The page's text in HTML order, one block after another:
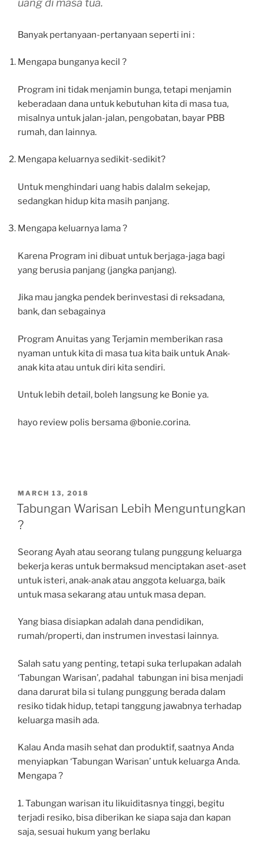
uang di masa tua.
Banyak pertanyaan-pertanyaan seperti ini :
Mengapa bunganya kecil ?
Program ini tidak menjamin bunga, tetapi menjamin
keberadaan dana untuk kebutuhan kita di masa tua,
misalnya untuk jalan-jalan, pengobatan, bayar PBB
rumah, dan lainnya.
Mengapa keluarnya sedikit-sedikit?
Untuk menghindari uang habis dalalm sekejap,
sedangkan hidup kita masih panjang.
Mengapa keluarnya lama ?
Karena Program ini dibuat untuk berjaga-jaga bagi
yang berusia panjang (jangka panjang).
Jika mau jangka pendek berinvestasi di reksadana,
bank, dan sebagainya
Program Anuitas yang Terjamin memberikan rasa
nyaman untuk kita di masa tua kita baik untuk Anak-
anak kita atau untuk diri kita sendiri.
Untuk lebih detail, boleh langsung ke Bonie ya.
hayo review polis bersama @bonie.corina.
POSTED
ON
MARCH 13, 2018
Tabungan Warisan Lebih Menguntungkan
?
Seorang Ayah atau seorang tulang punggung keluarga
bekerja keras untuk bermaksud menciptakan aset-aset
untuk isteri, anak-anak atau anggota keluarga, baik
untuk masa sekarang atau untuk masa depan.
Yang biasa disiapkan adalah dana pendidikan,
rumah/properti, dan instrumen investasi lainnya.
Salah satu yang penting, tetapi suka terlupakan adalah
‘Tabungan Warisan’, padahal tabungan ini bisa menjadi
dana darurat bila si tulang punggung berada dalam
resiko tidak hidup, tetapi tanggung jawabnya terhadap
keluarga masih ada.
Kalau Anda masih sehat dan produktif, saatnya Anda
menyiapkan ‘Tabungan Warisan’ untuk keluarga Anda.
Mengapa ?
1. Tabungan warisan itu likuiditasnya tinggi, begitu
terjadi resiko, bisa diberikan ke siapa saja dan kapan
saja, sesuai hukum yang berlaku